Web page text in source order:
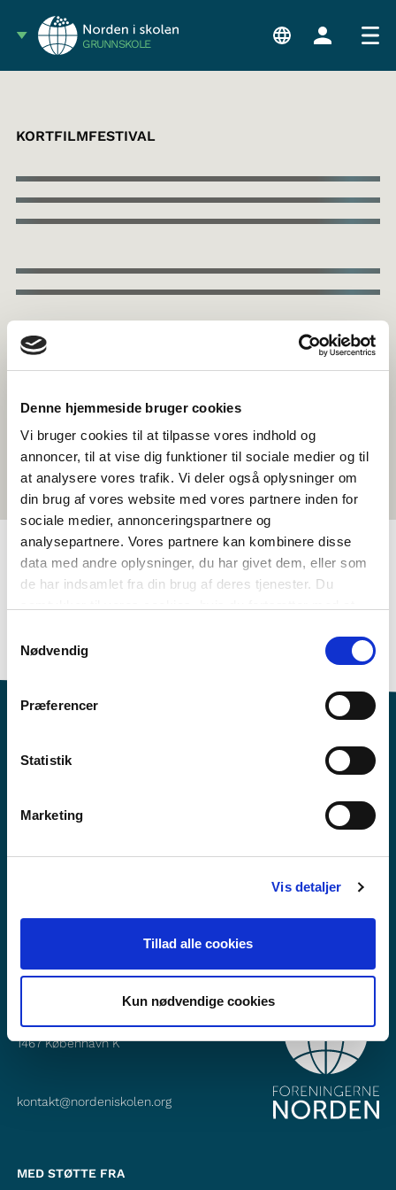
Denne hjemmeside bruger cookies
Vi bruger cookies til at tilpasse vores indhold og
annoncer, til at vise dig funktioner til sociale medier og til
at analysere vores trafik. Vi deler også oplysninger om
din brug af vores website med vores partnere inden for
sociale medier, annonceringspartnere og
analysepartnere. Vores partnere kan kombinere disse
data med andre oplysninger, du har givet dem, eller som
de har indsamlet fra din brug af deres tjenester. Du
Nødvendig
Præferencer
Statistik
Marketing
Vis detaljer
Tillad alle cookies
Kun nødvendige cookies
GRUNNSKOLE
TAGS
Språk
Aktivitetsforslag
>3 leksjoner
KORTFILMFESTIVAL
Vandkunsten 12
1467København K
kontakt@nordeniskolen.org
MED STØTTE FRA